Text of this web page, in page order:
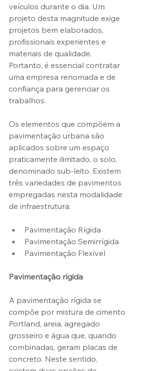
veículos durante o dia. Um
projeto desta magnitude exige
projetos bem elaborados,
profissionais experientes e
materiais de qualidade.
Portanto, é essencial contratar
uma empresa renomada e de
confiança para gerenciar os
trabalhos.
Os elementos que compõem a
pavimentação urbana são
aplicados sobre um espaço
praticamente ilimitado, o solo,
denominado sub-leito. Existem
três variedades de pavimentos
empregadas nesta modalidade
de infraestrutura:
Pavimentação Rígida
Pavimentação Semirrígida
Pavimentação Flexível
Pavimentação rígida
A pavimentação rígida se
compõe por mistura de cimento
Portland, areia, agregado
grosseiro e água que, quando
combinadas, geram placas de
concreto. Neste sentido,